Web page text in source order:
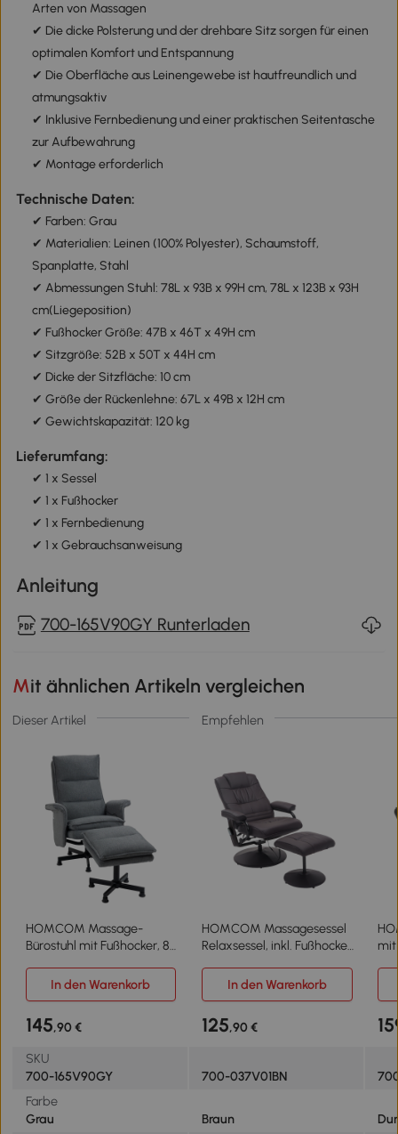
Arten von Massagen
✔ Die dicke Polsterung und der drehbare Sitz sorgen für einen
optimalen Komfort und Entspannung
✔ Die Oberfläche aus Leinengewebe ist hautfreundlich und
atmungsaktiv
✔ Inklusive Fernbedienung und einer praktischen Seitentasche
zur Aufbewahrung
✔ Montage erforderlich
Technische Daten:
✔ Farben: Grau
✔ Materialien: Leinen (100% Polyester), Schaumstoff,
Spanplatte, Stahl
✔ Abmessungen Stuhl: 78L x 93B x 99H cm, 78L x 123B x 93H
cm(Liegeposition)
✔ Fußhocker Größe: 47B x 46T x 49H cm
✔ Sitzgröße: 52B x 50T x 44H cm
✔ Dicke der Sitzfläche: 10 cm
✔ Größe der Rückenlehne: 67L x 49B x 12H cm
✔ Gewichtskapazität: 120 kg
Lieferumfang:
✔ 1 x Sessel
✔ 1 x Fußhocker
✔ 1 x Fernbedienung
✔ 1 x Gebrauchsanweisung
Anleitung
700-165V90GY Runterladen
Mit ähnlichen Artikeln vergleichen
Dieser Artikel Empfehlen
HOMCOM Massage-
Bürostuhl mit Fußhocker, 8
Fernbedienung, 1
Seitentasche, Grau
HOMCOM Massagesessel
Relaxsessel, inkl. Fußhocker,
Fernbedienung; 77 cm x 84
cm x 95 cm, Braun
mit
In den Warenkorb In den Warenkorb
145,90 € 125,90 €
SKU
700-165V90GY
700-037V01BN
Farbe
Grau
Braun